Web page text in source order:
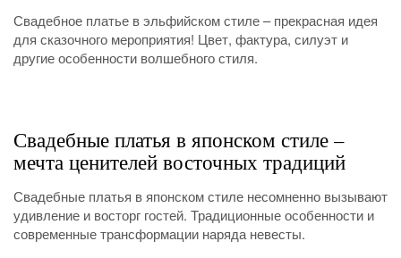
Свадебное платье в эльфийском стиле – прекрасная идея
для сказочного мероприятия! Цвет, фактура, силуэт и
другие особенности волшебного стиля.
Свадебные платья в японском стиле –
мечта ценителей восточных традиций
Свадебные платья в японском стиле несомненно вызывают
удивление и восторг гостей. Традиционные особенности и
современные трансформации наряда невесты.